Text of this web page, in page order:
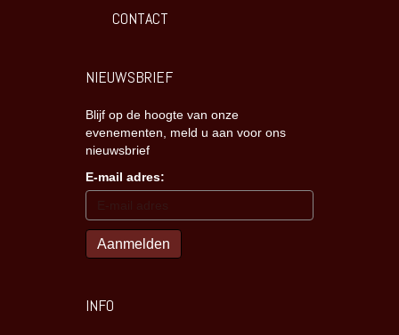
CONTACT
NIEUWSBRIEF
Blijf op de hoogte van onze
evenementen, meld u aan voor ons
nieuwsbrief
E-mail adres:
INFO